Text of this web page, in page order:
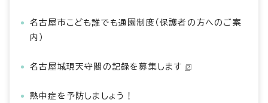
名古屋市こども誰でも通園制度（保護者の方へのご案
内）
名古屋城現天守閣の記録を募集します
熱中症を予防しましょう！